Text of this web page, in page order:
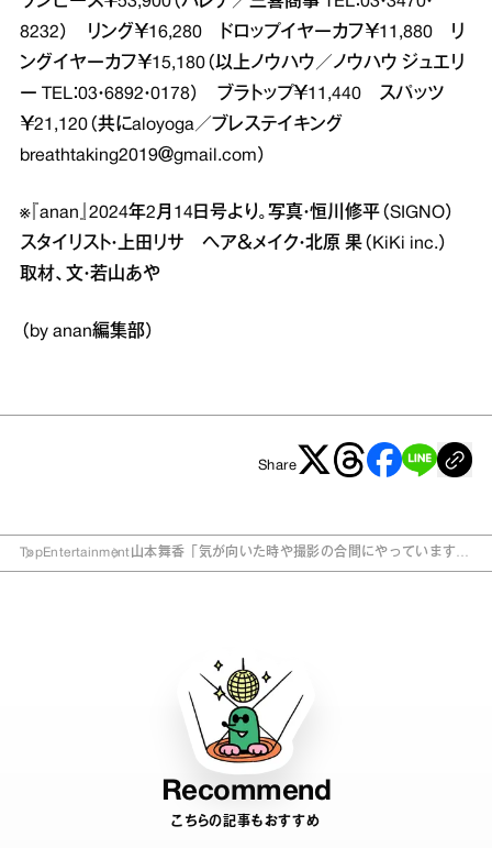
8232） リング￥16,280 ドロップイヤーカフ￥11,880 リ
ングイヤーカフ￥15,180（以上ノウハウ／ノウハウ ジュエリ
ー TEL：03・6892・0178） ブラトップ￥11,440 スパッツ
￥21,120（共にaloyoga／ブレステイキング
breathtaking2019＠gmail.com）
※『anan』2024年2月14日号より。写真・恒川修平（SIGNO）
スタイリスト・上田リサ ヘア＆メイク・北原 果（KiKi inc.）
取材、文・若山あや
（by anan編集部）
Share
TopEntertainment 山本舞香「気が向いた時や撮影の合間にやっています」
Recommend
こちらの記事もおすすめ